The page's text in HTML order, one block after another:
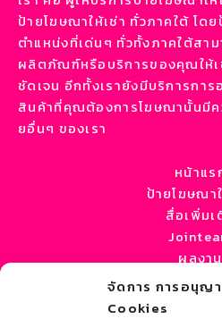
จัดการ การอนุญ
Cookies
ป้ายโฆษณาให้เช่า ทั่วภาคใต้ โด
ตำแหน่งที่เด่นๆ ทั่วทั้งภาคใต้สา
ผลิตภัณฑ์หรือบริการของคุณให้เ
ชัดเจน อีกทั้งเรายังมีบริการกา
สินค้าที่คุณต้องการโฆษณานั้นมีค
ยอื่นๆ ของเรา
หน้าแร
ป้ายโฆษณา
สื่อเพิ่มเ
ผลงาน
บทความ /
เกี่ยวกับเ